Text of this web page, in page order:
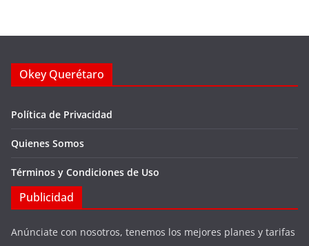
Okey Querétaro
Política de Privacidad
Quienes Somos
Términos y Condiciones de Uso
Publicidad
Anúnciate con nosotros, tenemos los mejores planes y tarifas